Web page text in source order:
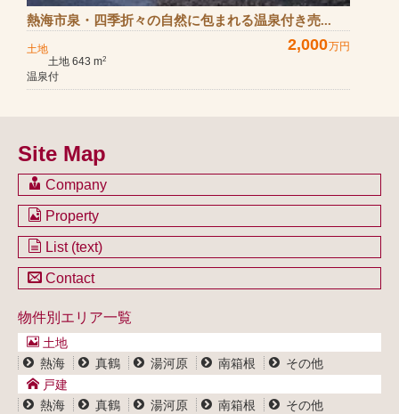
熱海市泉・四季折々の自然に包まれる温泉付き売...
土地 2,000万円
土地 643 m2
温泉付
Site Map
Company
会社のご案内
不動産を売却したい方
不動産買取システム
Property
土地一覧
マンション一覧
事業用物件一覧
List (text)
土地一覧
マンション一覧
事業用物件一覧
Contact
ブログ
プライバシーポリシー
サイトポリシー
物件別エリア一覧
土地
熱海
真鶴 湯河原 南箱根
その他
戸建
熱海
真鶴 湯河原 南箱根 その他